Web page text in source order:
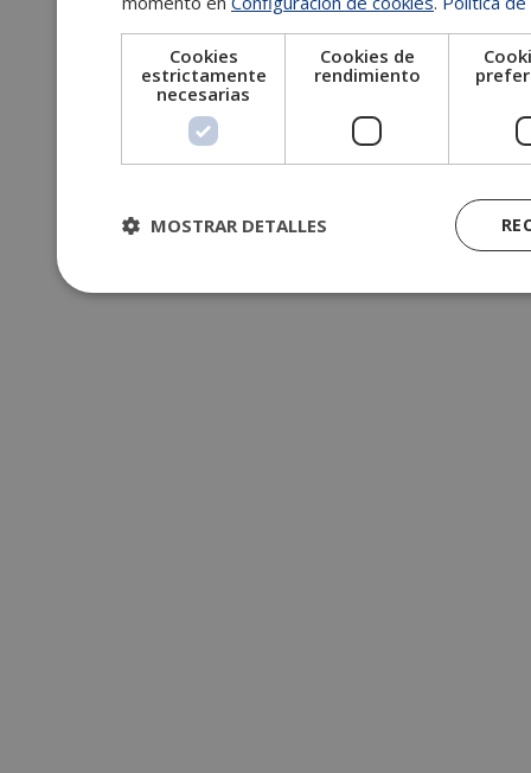
Cookies
estrictamente
necesarias
Cookies de
rendimiento
MOSTRAR DETALLES